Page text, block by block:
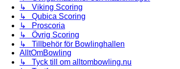
↳ Viking Scoring
↳ Qubica Scoring
↳ Proscoria
↳ Övrig Scoring
↳ Tillbehör för Bowlinghallen
AlltOmBowling
↳ Tyck till om alltombowling.nu